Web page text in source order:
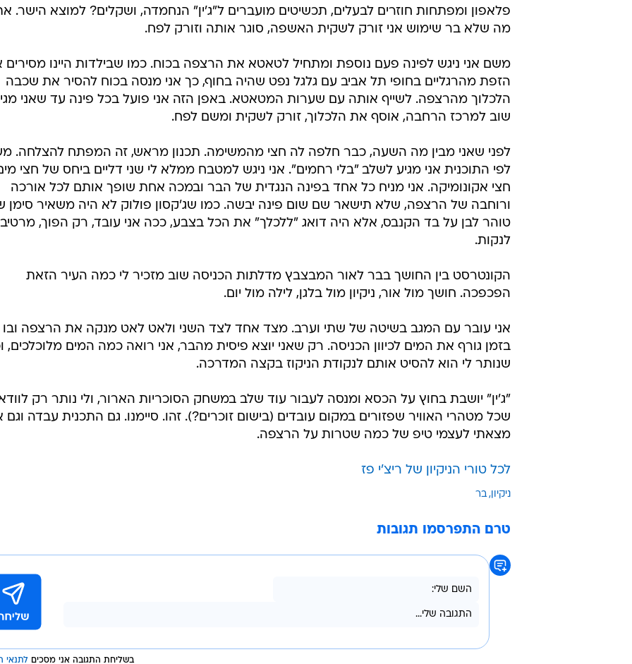
פלאפון ומפתחות חוזרים לבעלים, תכשיטים מועברים ל"ג'ין" הנחמדה, ושקלים? למוצא הישר.
מה שלא בר שימוש אני זורק לשקית האשפה, סוגר אותה וזורק לפח.
משם אני ניגש לפינה פעם נוספת ומתחיל לטאטא את הרצפה בכוח. כמו שבילדות היינו מסירים
הזפת מהרגליים בחופי תל אביב עם גלגל נפט שהיה בחוף, כך אני מנסה בכוח להסיר את שכבה
הלכלוך מהרצפה. לשייף אותה עם שערות המטאטא. באפן הזה אני פועל בכל פינה עד שאני
שוב למרכז הרחבה, אוסף את הלכלוך, זורק לשקית ומשם לפח.
לפני שאני מבין מה השעה, כבר חלפה לה חצי מהמשימה. תכנון מראש, זה המפתח להצלחה.
לפי התוכנית אני מגיע לשלב "בלי רחמים". אני ניגש למטבח ממלא לי שני דליים ביחס של חצי
חצי אקונומיקה. אני מניח כל אחד בפינה הנגדית של הבר ובמכה אחת שופך אותם לכל אורכה
ורוחבה של הרצפה, שלא תישאר שם שום פינה יבשה. כמו שג'קסון פולוק לא היה משאיר סימן
טוהר לבן על בד הקנבס, אלא היה דואג "ללכלך" את הכל בצבע, ככה אני עובד, רק הפוך, מרטיב
לנקות.
הקונטרסט בין החושך בבר לאור המבצבץ מדלתות הכניסה שוב מזכיר לי כמה העיר הזאת
הפכפכה. חושך מול אור, ניקיון מול בלגן, לילה מול יום.
אני עובר עם המגב בשיטה של שתי וערב. מצד אחד לצד השני ולאט לאט מנקה את הרצפה ובו
בזמן גורף את המים לכיוון הכניסה. רק שאני יוצא פיסית מהבר, אני רואה כמה המים מלוכלכים,
שנותר לי הוא להסיט אותם לנקודת הניקוז בקצה המדרכה.
"ג'ין" יושבת בחוץ על הכסא ומנסה לעבור עוד שלב במשחק הסוכריות הארור, ולי נותר רק
שכל מטהרי האוויר שפזורים במקום עובדים (בישום זוכרים?). זהו. סיימנו. גם התכנית עבדה וגם
מצאתי לעצמי טיפ של כמה שטרות על הרצפה.
לכל טורי הניקיון של ריצ'י פז
ניקיון בר
טרם התפרסמו תגובות
בשליחת התגובה אני מסכים לתנאי